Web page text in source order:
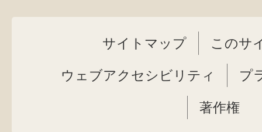
サイトマップ このサ
ウェブアクセシビリティ プ
著作権